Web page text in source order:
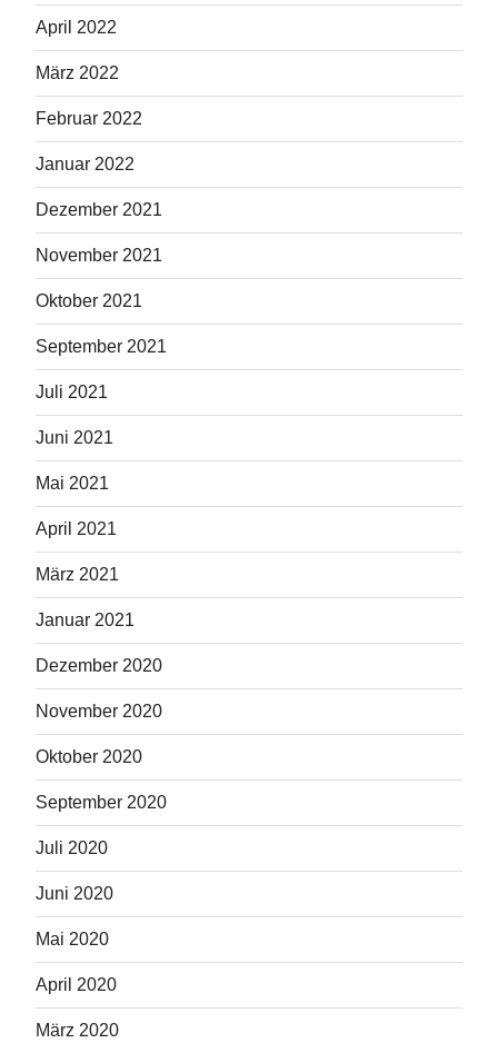
April 2022
März 2022
Februar 2022
Januar 2022
Dezember 2021
November 2021
Oktober 2021
September 2021
Juli 2021
Juni 2021
Mai 2021
April 2021
März 2021
Januar 2021
Dezember 2020
November 2020
Oktober 2020
September 2020
Juli 2020
Juni 2020
Mai 2020
April 2020
März 2020